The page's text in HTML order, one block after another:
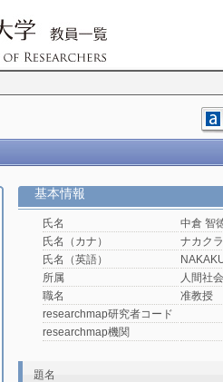
基本情報
氏名
中倉 智
氏名（カナ）
ナカク
氏名（英語）
所属
人間社
職名
准教授
researchmap研究者コード
researchmap機関
題名